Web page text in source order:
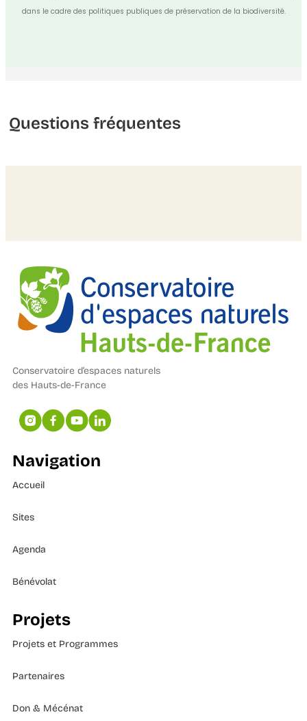
dans le cadre des politiques publiques de préservation de la biodiversité.
Questions fréquentes
Conservatoire d’espaces naturels
des Hauts-de-France
Navigation
Accueil
Sites
Agenda
Bénévolat
Projets
Projets et Programmes
Partenaires
Don & Mécénat